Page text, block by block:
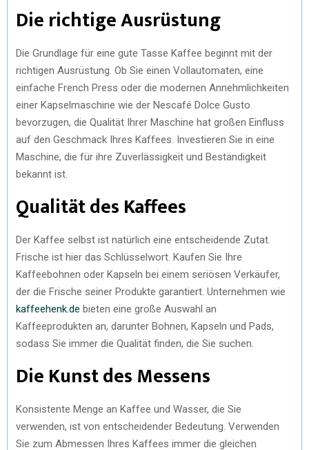
Die richtige Ausrüstung
Die Grundlage für eine gute Tasse Kaffee beginnt mit der
richtigen Ausrüstung. Ob Sie einen Vollautomaten, eine
einfache French Press oder die modernen Annehmlichkeiten
einer Kapselmaschine wie der Nescafé Dolce Gusto
bevorzugen, die Qualität Ihrer Maschine hat großen Einfluss
auf den Geschmack Ihres Kaffees. Investieren Sie in eine
Maschine, die für ihre Zuverlässigkeit und Beständigkeit
bekannt ist.
Qualität des Kaffees
Der Kaffee selbst ist natürlich eine entscheidende Zutat.
Frische ist hier das Schlüsselwort. Kaufen Sie Ihre
Kaffeebohnen oder Kapseln bei einem seriösen Verkäufer,
der die Frische seiner Produkte garantiert. Unternehmen wie
kaffeehenk.de bieten eine große Auswahl an
Kaffeeprodukten an, darunter Bohnen, Kapseln und Pads,
sodass Sie immer die Qualität finden, die Sie suchen.
Die Kunst des Messens
Konsistente Menge an Kaffee und Wasser, die Sie
verwenden, ist von entscheidender Bedeutung. Verwenden
Sie zum Abmessen Ihres Kaffees immer die gleichen